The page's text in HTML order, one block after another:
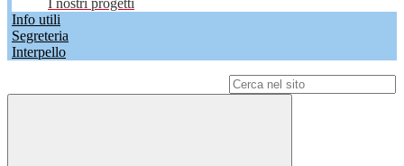
I nostri progetti
Info utili
Segreteria
Interpello